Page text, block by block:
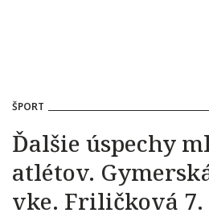
ŠPORT